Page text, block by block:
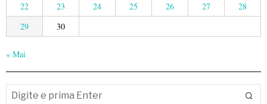
22
23 24 25 26 27
28
29
30
« Mai